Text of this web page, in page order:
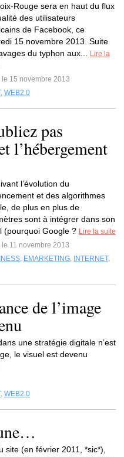
Rouge sera en haut du flux
des utilisateurs
de Facebook, ce
15 novembre 2013. Suite
du typhon aux...
Lire la
le 15 novembre 2013
, WEB2.0
pas
l’hébergement
l’évolution du
et des algorithmes
de plus en plus de
sont à intégrer dans son
(pourquoi Google ? Lire la suite
le 11 novembre 2013
, EMARKETING, INTERNET,
de l’image
une stratégie digitale n’est
le visuel est devenu
, WEB2.0
(en février 2011, *sic*),